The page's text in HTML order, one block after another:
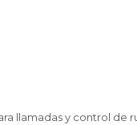
llamadas y control de